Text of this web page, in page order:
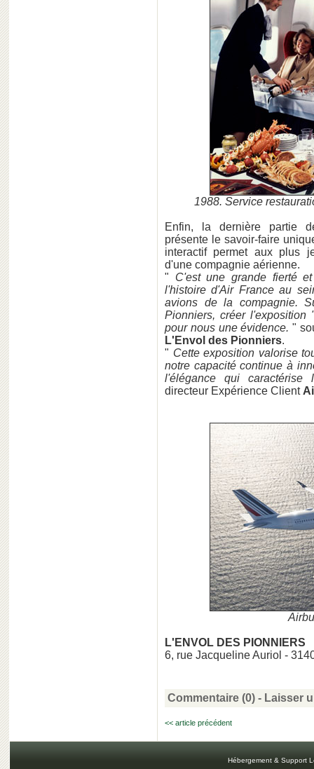
1988. Service
Enfin, la dernière partie
présente le savoir-faire
interactif permet aux plus
d'une compagnie aérienne.
" C'est une grande fierté
l'histoire d'Air France au
avions de la compagnie.
Pionniers, créer
pour nous une évidence."
L'Envol des Pionniers.
" Cette exposition valorise
notre capacité continue à
l'élégance qui caractérise
directeur Expérience Client
L'ENVOL DES PIONNIERS
6, rue Jacqueline Auriol -
Commentaire (0) - Laisser
<< article précédent
Hébergement & Support